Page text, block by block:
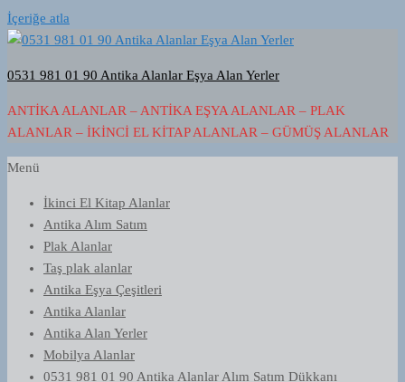
İçeriğe atla
0531 981 01 90 Antika Alanlar Eşya Alan Yerler
ANTIKA ALANLAR – ANTIKA EŞYA ALANLAR – PLAK
ALANLAR – İKINCI EL KITAP ALANLAR – GÜMÜŞ ALANLAR
Menü
İkinci El Kitap Alanlar
Antika Alım Satım
Plak Alanlar
Taş plak alanlar
Antika Eşya Çeşitleri
Antika Alanlar
Antika Alan Yerler
Mobilya Alanlar
0531 981 01 90 Antika Alanlar Alım Satım Dükkanı